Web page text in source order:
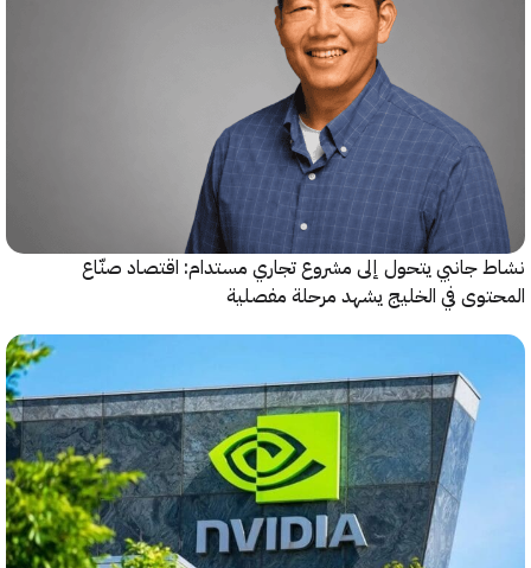
جانبي يتحول إلى مشروع تجاري مستدام: اقتصاد صنّاع
في الخليج يشهد مرحلة مفصلية